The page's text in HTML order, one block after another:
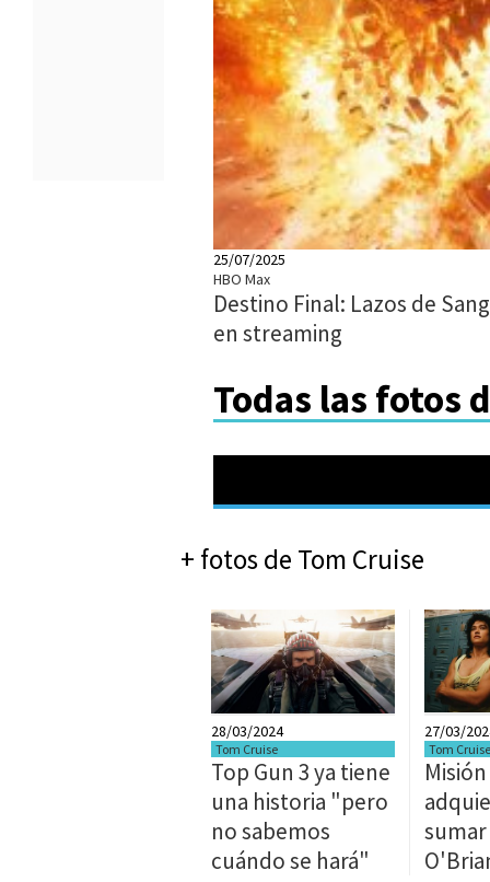
25/07/2025
HBO Max
Destino Final: Lazos de
en streaming
Todas las fotos
+ fotos de Tom Cruise
28/03/2024
Tom Cruise
Top Gun 3 ya tiene
una historia "pero
no sabemos
cuándo se hará"
27/03/
Tom Cruise
sumar